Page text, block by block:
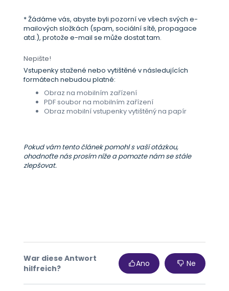
* Žádáme vás, abyste byli pozorní ve všech svých e-
mailových složkách (spam, sociální sítě, propagace
atd.), protože e-mail se může dostat tam.
Nepište!
Vstupenky stažené nebo vytištěné v následujících
formátech nebudou platné:
Obraz na mobilním zařízení
PDF soubor na mobilním zařízení
Obraz mobilní vstupenky vytištěný na papír
Pokud vám tento článek pomohl s vaší otázkou,
ohodnoťte nás prosím níže a pomozte nám se stále
zlepšovat.
War diese Antwort
hilfreich?
Ano Ne